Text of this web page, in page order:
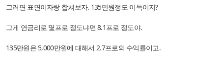
그러면 표면이자랑 합쳐보자. 135만원정도 이득이지?
그게 연금리로 몇프로 정도냐면 8.1프로 정도야.
135만원은 5,000만원에 대해서 2.7프로의 수익률이고.